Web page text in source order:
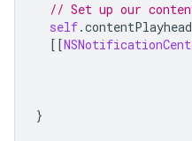
// Set up our
self.contentPlayhead
[[
}